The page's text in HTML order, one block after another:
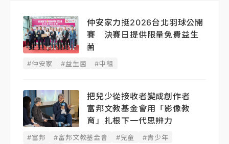
仲安家力挺2026台北羽球公開
賽 決賽日提供限量免費益生
菌
#仲安家 #益生菌 #中租
把兒少從接收者變成創作者
富邦文教基金會用「影像教
育」扎根下一代思辨力
#富邦 #富邦文教基金會 #兒童
#青少年